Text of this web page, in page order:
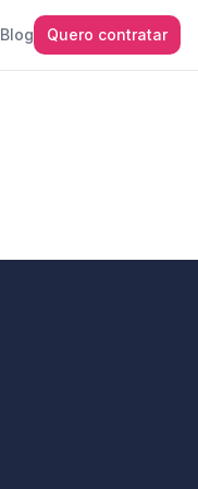
Blog Quero contratar